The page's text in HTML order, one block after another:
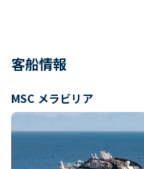
客船情報
MSC メラビリア